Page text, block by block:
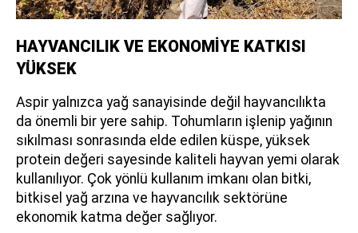
HAYVANCILIK VE EKONOMİYE KATKISI
YÜKSEK
Aspir yalnızca yağ sanayisinde değil hayvancılıkta
da önemli bir yere sahip. Tohumların işlenip yağının
sıkılması sonrasında elde edilen küspe, yüksek
protein değeri sayesinde kaliteli hayvan yemi olarak
kullanılıyor. Çok yönlü kullanım imkanı olan bitki,
bitkisel yağ arzına ve hayvancılık sektörüne
ekonomik katma değer sağlıyor.